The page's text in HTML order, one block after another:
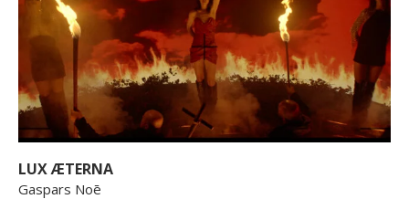
LUX ÆTERNA
Gaspars Noē